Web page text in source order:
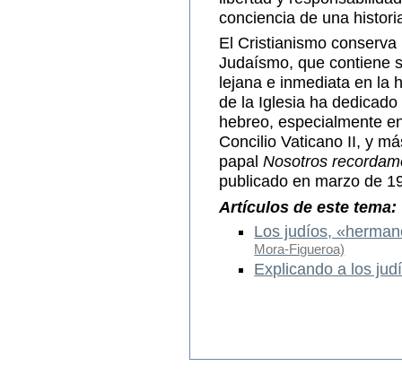
conciencia de una
El Cristianismo
Judaísmo, que contiene
lejana e inmediata en la
de la Iglesia ha
hebreo, especialmente
Concilio Vaticano II, y
papalNosotros
publicado en marzo de
Artículos de este tema:
Los judíos,
Mora-Figueroa)
Explicando a los